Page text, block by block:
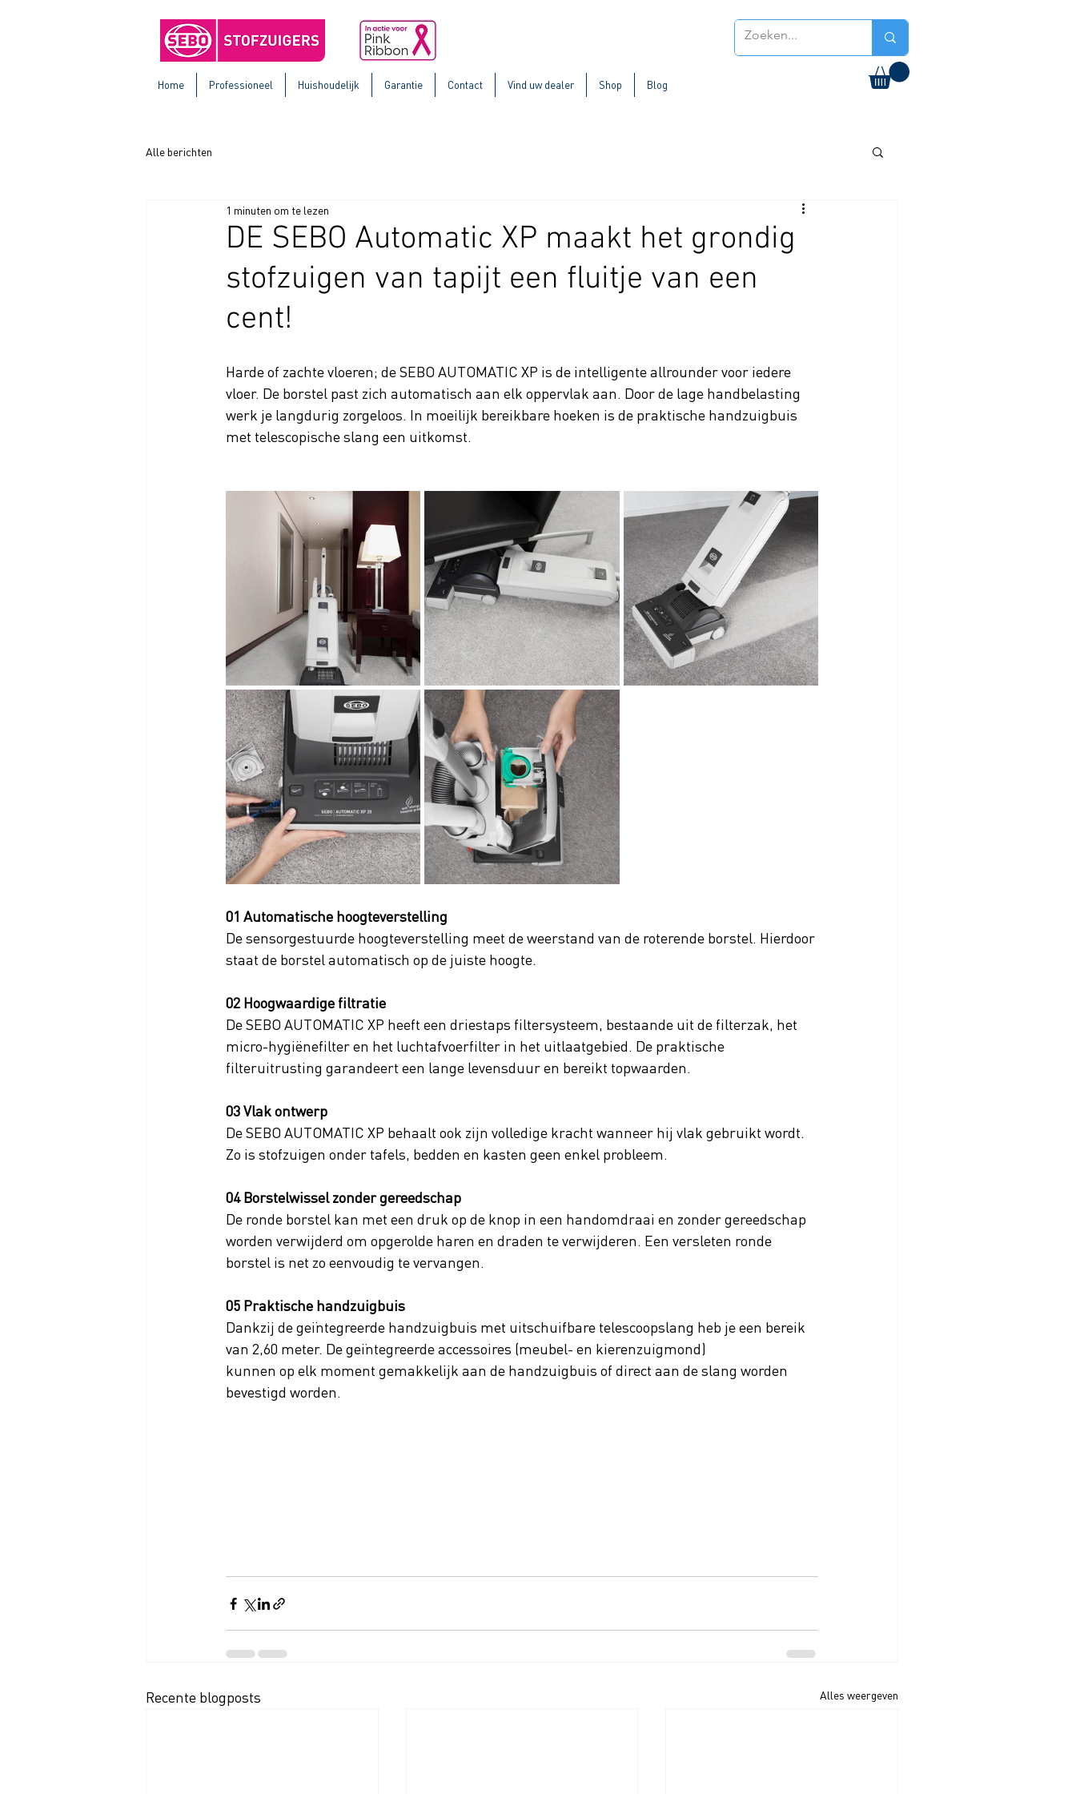
Home Professioneel Huishoudelijk Garantie Contact Vind uw dealer Shop Blog
Alle berichten
DE SEBO Automatic XP maakt het grondig
stofzuigen van tapijt een fluitje van een
cent!
1 minuten om te lezen
Harde of zachte vloeren; de SEBO AUTOMATIC XP is de intelligente allrounder voor iedere
vloer. De borstel past zich automatisch aan elk oppervlak aan. Door de lage handbelasting
werk je langdurig zorgeloos. In moeilijk bereikbare hoeken is de praktische handzuigbuis
met telescopische slang een uitkomst.
01 Automatische hoogteverstelling
De sensorgestuurde hoogteverstelling meet de weerstand van de roterende borstel. Hierdoor
staat de borstel automatisch op de juiste hoogte.
02 Hoogwaardige filtratie
De SEBO AUTOMATIC XP heeft een driestaps filtersysteem, bestaande uit de filterzak, het
micro-hygiënefilter en het luchtafvoerfilter in het uitlaatgebied. De praktische
filteruitrusting garandeert een lange levensduur en bereikt topwaarden.
03 Vlak ontwerp
De SEBO AUTOMATIC XP behaalt ook zijn volledige kracht wanneer hij vlak gebruikt wordt.
Zo is stofzuigen onder tafels, bedden en kasten geen enkel probleem.
04 Borstelwissel zonder gereedschap
De ronde borstel kan met een druk op de knop in een handomdraai en zonder gereedschap
worden verwijderd om opgerolde haren en draden te verwijderen. Een versleten ronde
borstel is net zo eenvoudig te vervangen.
05 Praktische handzuigbuis
Dankzij de geïntegreerde handzuigbuis met uitschuifbare telescoopslang heb je een bereik
van 2,60 meter. De geïntegreerde accessoires (meubel- en kierenzuigmond)
kunnen op elk moment gemakkelijk aan de handzuigbuis of direct aan de slang worden
bevestigd worden.
Recente blogposts Alles weergeven